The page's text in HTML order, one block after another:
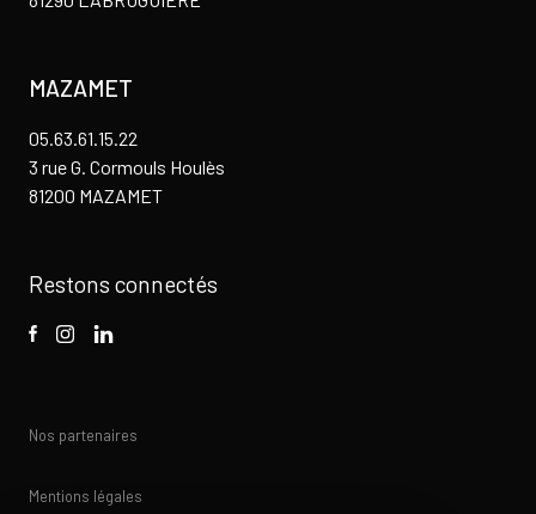
MAZAMET
05.63.61.15.22
3 rue G. Cormouls Houlès
81200 MAZAMET
Restons connectés
Nos partenaires
Mentions légales